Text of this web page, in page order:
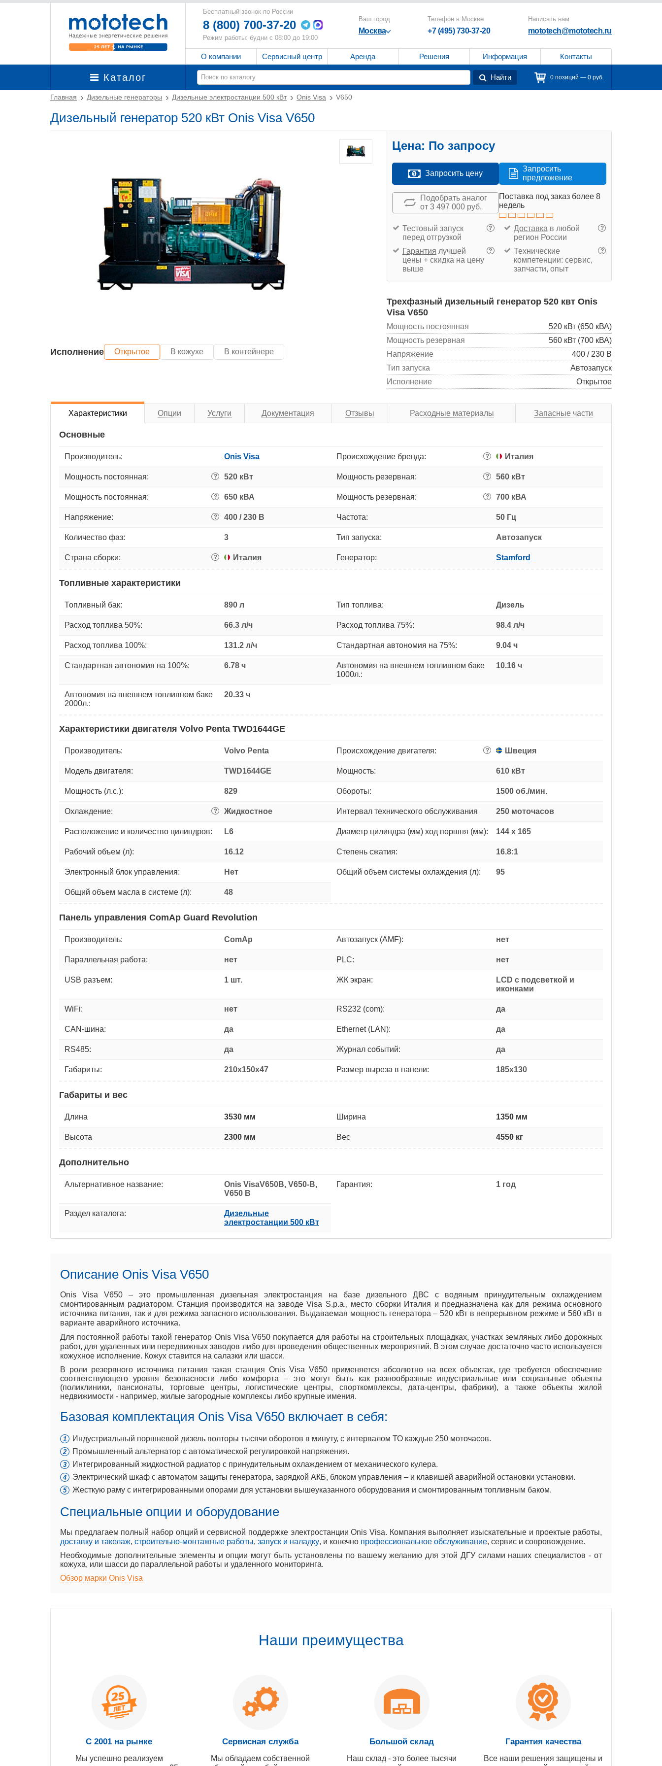
Бесплатный звонок по России
8 (800) 700-37-20
Режим работы: будни с 08:00 до 19:00
Ваш город
Москва
Телефон в Москве
+7 (495) 730-37-20
Написать нам
mototech@mototech.ru
О компании Сервисный центр Аренда Решения Информация Контакты
Каталог Найти 0 позиций — 0 руб.
Главная Дизельные генераторы Дизельные электростанции 500 кВт Onis Visa V650
Дизельный генератор 520 кВт Onis Visa V650
Исполнение Открытое В кожухе В контейнере
Цена: По запросу
Запросить цену
Запросить
предложение
Подобрать аналог
от 3 497 000 руб.
Поставка под заказ более 8
недель
?
Тестовый запуск
перед отгрузкой
?
Доставка в любой
регион России
?
Гарантия лучшей
цены + скидка на цену
выше
?
Технические
компетенции: сервис,
запчасти, опыт
Трехфазный дизельный генератор 520 квт Onis
Visa V650
Мощность постоянная
520 кВт (650 кВА)
Мощность резервная
560 кВт (700 кВА)
Напряжение
400 / 230 В
Тип запуска
Автозапуск
Исполнение
Открытое
Характеристики Опции Услуги Документация Отзывы Расходные материалы Запасные части
Основные
Производитель: Onis Visa Происхождение бренда: ? Италия
Мощность постоянная: ? 520 кВт Мощность резервная: ? 560 кВт
Мощность постоянная: ? 650 кВА Мощность резервная: ? 700 кВА
Напряжение: ? 400 / 230 В Частота: 50 Гц
Количество фаз: 3 Тип запуска: Автозапуск
Страна сборки: ? Италия Генератор: Stamford
Топливные характеристики
Топливный бак: 890 л Тип топлива: Дизель
Расход топлива 50%: 66.3 л/ч Расход топлива 75%: 98.4 л/ч
Расход топлива 100%: 131.2 л/ч Стандартная автономия на 75%: 9.04 ч
Стандартная автономия на 100%: 6.78 ч
Автономия на внешнем топливном баке
1000л.:
10.16 ч
Автономия на внешнем топливном баке
2000л.:
20.33 ч
Характеристики двигателя Volvo Penta TWD1644GE
Производитель: Volvo Penta Происхождение двигателя: ? Швеция
Модель двигателя: TWD1644GE Мощность: 610 кВт
Мощность (л.с.): 829 Обороты: 1500 об./мин.
Охлаждение: ? Жидкостное Интервал технического обслуживания 250 моточасов
Расположение и количество цилиндров: L6 Диаметр цилиндра (мм) ход поршня (мм): 144 x 165
Рабочий объем (л): 16.12 Степень сжатия: 16.8:1
Электронный блок управления: Нет Общий объем системы охлаждения (л): 95
Общий объем масла в системе (л): 48
Панель управления ComAp Guard Revolution
Производитель: ComAp Автозапуск (AMF): нет
Параллельная работа: нет PLC: нет
USB разъем: 1 шт. ЖК экран:
LCD с подсветкой и
иконками
WiFi: нет RS232 (com): да
CAN-шина: да Ethernet (LAN): да
RS485: да Журнал событий: да
Габариты: 210x150x47 Размер выреза в панели: 185x130
Габариты и вес
Длина 3530 мм Ширина 1350 мм
Высота 2300 мм Вес 4550 кг
Дополнительно
Альтернативное название:
Onis VisaV650B, V650-B,
V650 B
Гарантия: 1 год
Раздел каталога:
Дизельные
электростанции 500 кВт
Описание Onis Visa V650
Onis Visa V650 – это промышленная дизельная электростанция на базе дизельного ДВС с водяным принудительным охлаждением
смонтированным радиатором. Станция производится на заводе Visa S.p.a., место сборки Италия и предназначена как для режима основного
источника питания, так и для режима запасного использования. Выдаваемая мощность генератора – 520 кВт в непрерывном режиме и 560 кВт в
варианте аварийного источника.
Для постоянной работы такой генератор Onis Visa V650 покупается для работы на строительных площадках, участках земляных либо дорожных
работ, для удаленных или передвижных заводов либо для проведения общественных мероприятий. В этом случае достаточно часто используется
кожухное исполнение. Кожух ставится на салазки или шасси.
В роли резервного источника питания такая станция Onis Visa V650 применяется абсолютно на всех объектах, где требуется обеспечение
соответствующего уровня безопасности либо комфорта – это могут быть как разнообразные индустриальные или социальные объекты
(поликлиники, пансионаты, торговые центры, логистические центры, спорткомплексы, дата-центры, фабрики), а также объекты жилой
недвижимости - например, жилые загородные комплексы либо крупные имения.
Базовая комплектация Onis Visa V650 включает в себя:
Индустриальный поршневой дизель полторы тысячи оборотов в минуту, с интервалом ТО каждые 250 моточасов.
Промышленный альтернатор с автоматической регулировкой напряжения.
Интегрированный жидкостной радиатор с принудительным охлаждением от механического кулера.
Электрический шкаф с автоматом защиты генератора, зарядкой АКБ, блоком управления – и клавишей аварийной остановки установки.
Жесткую раму с интегрированными опорами для установки вышеуказанного оборудования и смонтированным топливным баком.
Специальные опции и оборудование
Мы предлагаем полный набор опций и сервисной поддержке электростанции Onis Visa. Компания выполняет изыскательные и проектые работы,
доставку и такелаж, строительно-монтажные работы, запуск и наладку, и конечно профессиональное обслуживание, сервис и сопровождение.
Необходимые дополнительные элементы и опции могут быть установлены по вашему желанию для этой ДГУ силами наших специалистов - от
кожуха, или шасси до параллельной работы и удаленного мониторинга.
Обзор марки Onis Visa
Наши преимущества
С 2001 на рынке
Мы успешно реализуем
Сервисная служба
Мы обладаем собственной
Большой склад
Наш склад - это более тысячи
Гарантия качества
Все наши решения защищены и